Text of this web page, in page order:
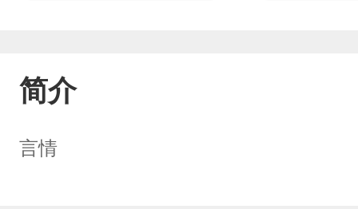
简介
言情